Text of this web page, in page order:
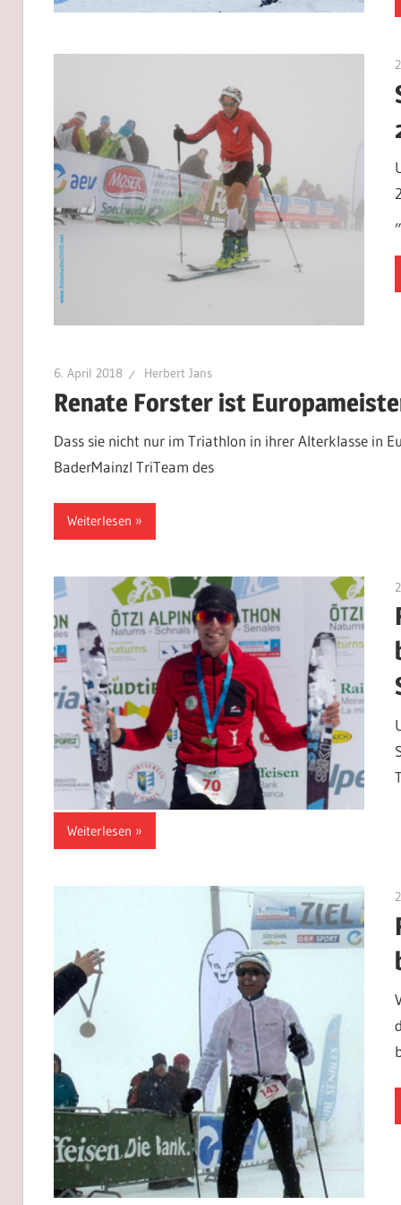
6. April 2018 Herbert Jans
Renate Forster ist
Dass sie nicht nur im Triathlon in ihrer Alterklasse in
BaderMainzl TriTeam des
Weiterlesen
Weiterlesen